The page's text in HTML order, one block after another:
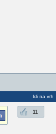
Idi na vrh
11